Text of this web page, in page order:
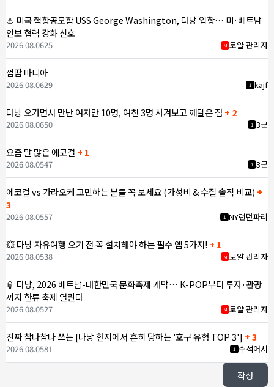
⚓ 미국 핵항공모함 USS George Washington, 다낭 입항… 미·베트남
안보 협력 강화 신호
M 로얄 관리자
2026.08.0625
껌땀 마니아
1 kajf
2026.08.0629
다낭 오가면서 만난 여자만 10명, 여친 3명 사겨보고 깨달은 점 + 2
1 3군
2026.08.0650
요즘 말 많은 에코걸 + 1
1 3군
2026.08.0547
에코걸 vs 가라오케 고민하는 분들 꼭 보세요 (가성비 & 수질 솔직 비교) +
3
1 NY런던파리
2026.08.0557
💥 다낭 자유여행 오기 전 꼭 설치해야 하는 필수 앱 5가지! + 1
M 로얄 관리자
2026.08.0538
🏮 다낭, 2026 베트남-대한민국 문화축제 개막… K-POP부터 투자·관광
까지 한류 축제 열린다
M 로얄 관리자
2026.08.0527
진짜 참다참다 쓰는 [다낭 현지에서 흔히 당하는 '호구 유형 TOP 3'] + 3
1 수석어시
2026.08.0581
작성